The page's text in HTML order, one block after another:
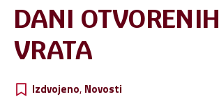
DANI OTVORENIH
VRATA
Izdvojeno, Novosti